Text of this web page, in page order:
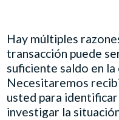
Hay múltiples
transacción puede
suficiente saldo en
Necesitaremos
usted para
investigar la